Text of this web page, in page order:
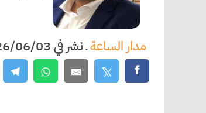
مدار الساعةـنشر في 2026/06/03 الساعة 21:46